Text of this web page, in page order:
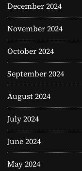
December 2024
November 2024
October 2024
September 2024
August 2024
July 2024
June 2024
May 2024